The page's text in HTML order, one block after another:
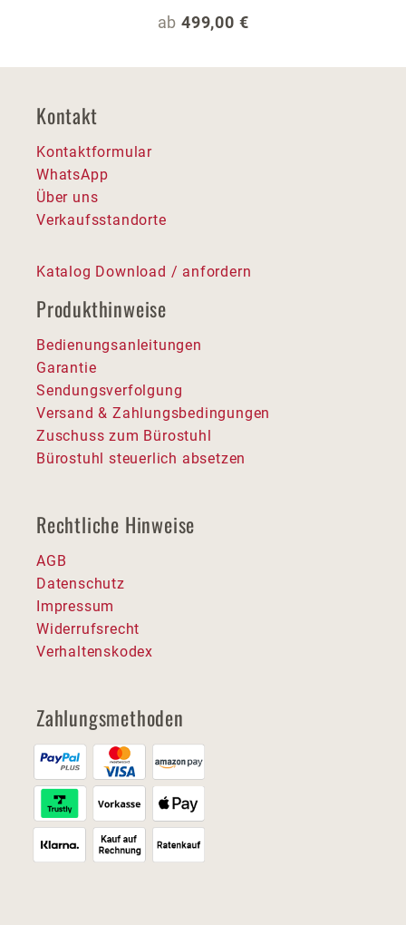
Regulärer Preis:
ab 499,00 €
Kontakt
Kontaktformular
WhatsApp
Über uns
Verkaufsstandorte
Katalog Download / anfordern
Produkthinweise
Bedienungsanleitungen
Garantie
Sendungsverfolgung
Versand & Zahlungsbedingungen
Zuschuss zum Bürostuhl
Bürostuhl steuerlich absetzen
Rechtliche Hinweise
AGB
Datenschutz
Impressum
Widerrufsrecht
Verhaltenskodex
Zahlungsmethoden